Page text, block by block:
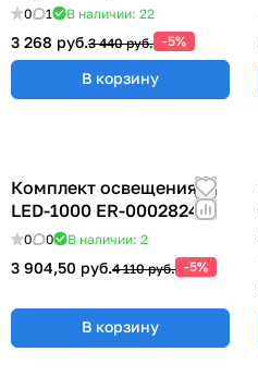
0 1 В наличии: 22
3 268 руб.3 440 руб. -5%
В корзину
Комплект освещения
LED-1000 ER-00028248
0 0 В наличии: 2
3 904,50 руб.4 110 руб. -5%
В корзину